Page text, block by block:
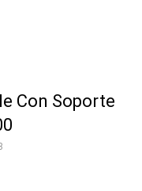
Con Soporte